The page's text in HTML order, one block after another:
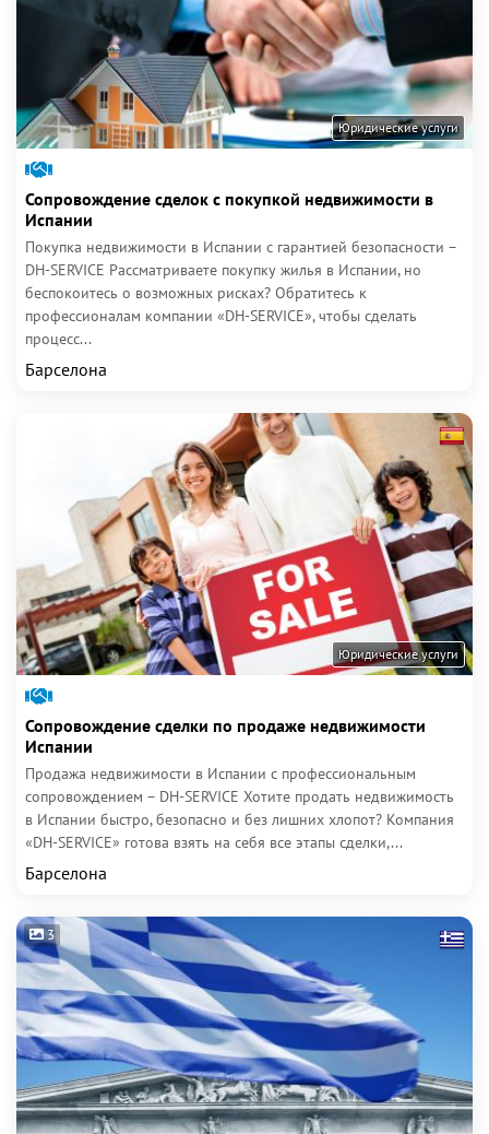
Юридические услуги
Сопровождение сделок с покупкой недвижимости в
Испании
Покупка недвижимости в Испании с гарантией безопасности –
DH-SERVICE Рассматриваете покупку жилья в Испании, но
беспокоитесь о возможных рисках? Обратитесь к
профессионалам компании «DH-SERVICE», чтобы сделать
процесс...
Барселона
Юридические услуги
Сопровождение сделки по продаже недвижимости
Испании
Продажа недвижимости в Испании с профессиональным
сопровождением – DH-SERVICE Хотите продать недвижимость
в Испании быстро, безопасно и без лишних хлопот? Компания
«DH-SERVICE» готова взять на себя все этапы сделки,...
Барселона
3